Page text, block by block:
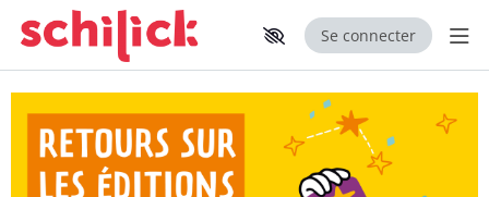
Aller au contenu principal
Paramètres d'accessibilité
Se connecter